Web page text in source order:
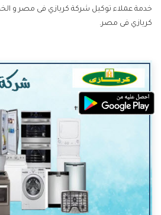
خدمة عملاء توكيل شركة كريازي فى مصر و
كريازي فى مصر.